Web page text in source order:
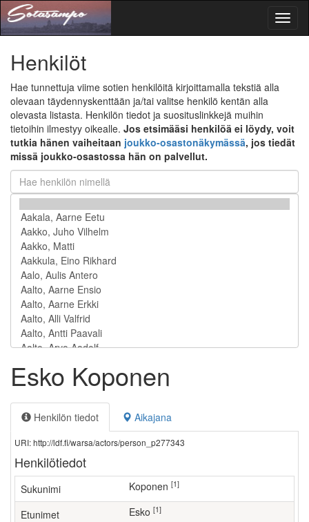
Henkilöt
Hae tunnettuja viime sotien henkilöitä kirjoittamalla tekstiä alla
olevaan täydennyskenttään ja/tai valitse henkilö kentän alla
olevasta listasta. Henkilön tiedot ja suosituslinkkejä muihin
tietoihin ilmestyy oikealle. Jos etsimääsi henkilöä ei löydy, voit
tutkia hänen vaiheitaan joukko-osastonäkymässä, jos tiedät
missä joukko-osastossa hän on palvellut.
Esko Koponen
Henkilön tiedot Aikajana
URI: http://ldf.fi/warsa/actors/person_p277343
Henkilötiedot
Sukunimi Koponen [1]
Etunimet Esko [1]